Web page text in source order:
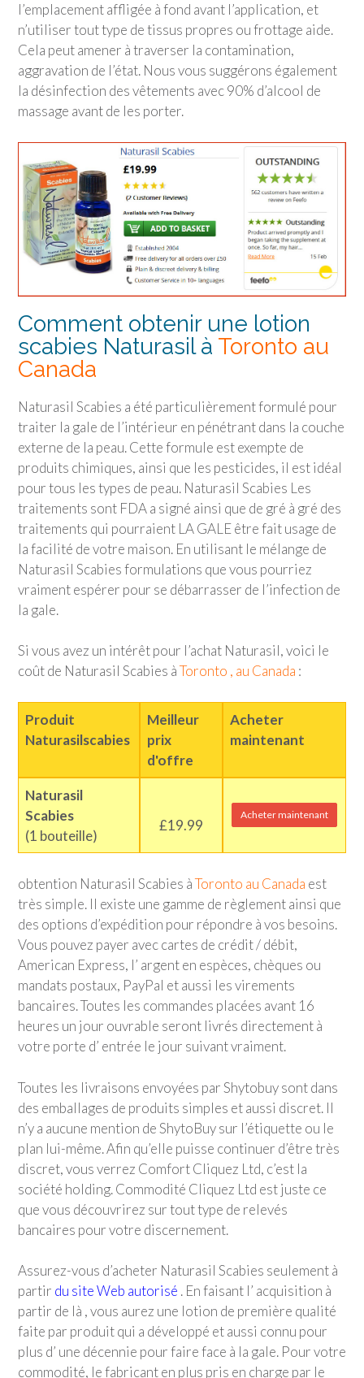
l’emplacement affligée à fond avant l’application, et
n’utiliser tout type de tissus propres ou frottage aide.
Cela peut amener à traverser la contamination,
aggravation de l’état. Nous vous suggérons également
la désinfection des vêtements avec 90% d’alcool de
massage avant de les porter.
Comment obtenir une lotion
scabies Naturasil à Toronto au
Canada
Naturasil Scabies a été particulièrement formulé pour
traiter la gale de l’intérieur en pénétrant dans la couche
externe de la peau. Cette formule est exempte de
produits chimiques, ainsi que les pesticides, il est idéal
pour tous les types de peau. Naturasil Scabies Les
traitements sont FDA a signé ainsi que de gré à gré des
traitements qui pourraient LA GALE être fait usage de
la facilité de votre maison. En utilisant le mélange de
Naturasil Scabies formulations que vous pourriez
vraiment espérer pour se débarrasser de l’infection de
la gale.
Si vous avez un intérêt pour l’achat Naturasil, voici le
coût de Naturasil Scabies àToronto , au Canada :
Produit
Naturasilscabies
Meilleur
prix
d'offre
Acheter
maintenant
Naturasil
Scabies
(1 bouteille)
£19.99
Acheter maintenant
obtention Naturasil Scabies àToronto au Canada est
très simple. Il existe une gamme de règlement ainsi que
des options d’expédition pour répondre à vos besoins.
Vous pouvez payer avec cartes de crédit / débit,
American Express, l’ argent en espèces, chèques ou
mandats postaux, PayPal et aussi les virements
bancaires. Toutes les commandes placées avant 16
heures un jour ouvrable seront livrés directement à
votre porte d’ entrée le jour suivant vraiment.
Toutes les livraisons envoyées par Shytobuy sont dans
des emballages de produits simples et aussi discret. Il
n’y a aucune mention de ShytoBuy sur l’étiquette ou le
plan lui-même. Afin qu’elle puisse continuer d’être très
discret, vous verrez Comfort Cliquez Ltd, c’est la
société holding. Commodité Cliquez Ltd est juste ce
que vous découvrirez sur tout type de relevés
bancaires pour votre discernement.
Assurez-vous d’acheter Naturasil Scabies seulement à
partir du site Web autorisé . En faisant l’ acquisition à
partir de là , vous aurez une lotion de première qualité
faite par produit qui a développé et aussi connu pour
plus d’ une décennie pour faire face à la gale. Pour votre
commodité, le fabricant en plus pris en charge par le